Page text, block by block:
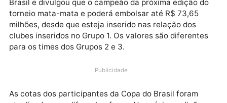
ACBF definiu as premiações da edição 2021 da Copa
Brasil e divulgou que o campeão da próxima edição
milhões, desde que esteja inserido nas relação dos
para os times dos Grupos 2 e 3.